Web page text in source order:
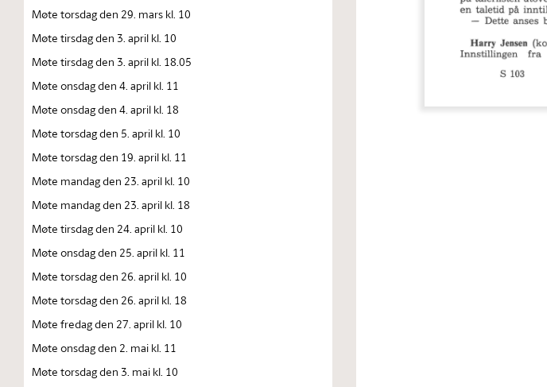
Møte torsdag den 29. mars kl. 10
Møte tirsdag den 3. april kl. 10
Møte tirsdag den 3. april kl. 18.05
Møte onsdag den 4. april kl. 11
Møte onsdag den 4. april kl. 18
Møte torsdag den 5. april kl. 10
Møte torsdag den 19. april kl. 11
Møte mandag den 23. april kl. 10
Møte mandag den 23. april kl. 18
Møte tirsdag den 24. april kl. 10
Møte onsdag den 25. april kl. 11
Møte torsdag den 26. april kl. 10
Møte torsdag den 26. april kl. 18
Møte fredag den 27. april kl. 10
Møte onsdag den 2. mai kl. 11
Møte torsdag den 3. mai kl. 10